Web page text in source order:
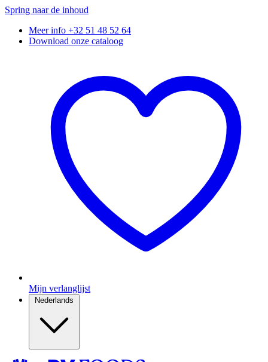
Spring naar de inhoud
Meer info +32 51 48 52 64
Download onze cataloog
Mijn verlanglijst
Nederlands